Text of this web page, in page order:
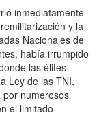
inmediatamente
y la
Nacionales de
había irrumpido
las élites
Ley de las TNI,
por numerosos
el limitado